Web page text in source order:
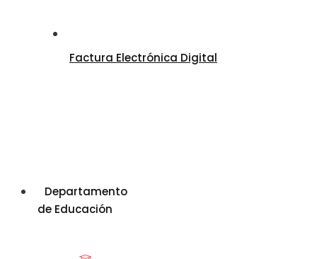
Factura Electrónica Digital
Departamento
de Educación